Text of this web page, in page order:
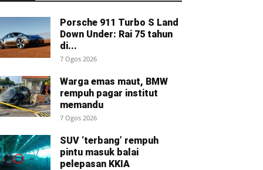
Porsche 911 Turbo S Land
Down Under: Rai 75 tahun
di...
7 Ogos 2026
Warga emas maut, BMW
rempuh pagar institut
memandu
7 Ogos 2026
SUV ‘terbang’ rempuh
pintu masuk balai
pelepasan KKIA